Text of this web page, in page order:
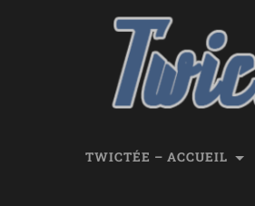
TWICTÉE – ACCUEIL